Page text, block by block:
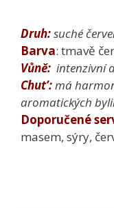
Druh:suché
Barva: tmavě
Vůně: intenzivní
Chut’:má
aromatických
Doporučené
masem, sýry,